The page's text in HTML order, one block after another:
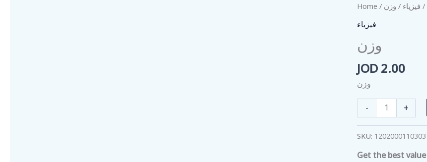
Home / / فيزياء / وزن
فيزياء
وزن
JOD 2.00
وزن
-
quantity
+
SKU: 1202000110303
Get the best value